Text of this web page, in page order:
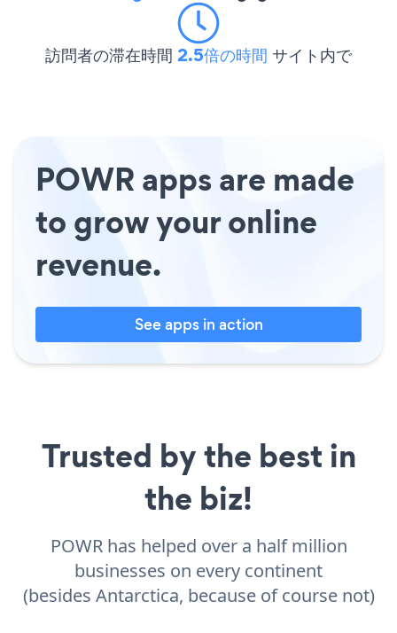
訪問者の滞在時間 2.5倍の時間 サイト内で
POWR apps are made
to grow your online
revenue.
See apps in action
Trusted by the best in
the biz!
POWR has helped over a half million
businesses on every continent
(besides Antarctica, because of course not)